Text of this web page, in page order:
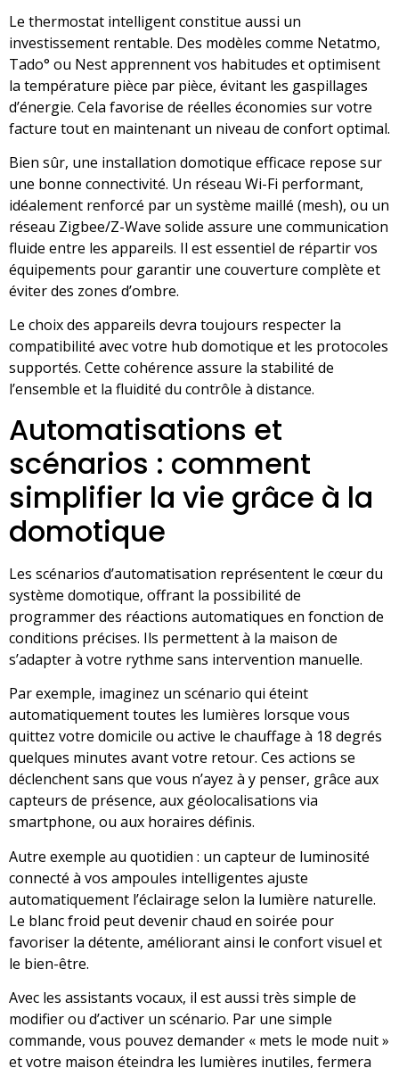
Le thermostat intelligent constitue aussi un
investissement rentable. Des modèles comme Netatmo,
Tado° ou Nest apprennent vos habitudes et optimisent
la température pièce par pièce, évitant les gaspillages
d’énergie. Cela favorise de réelles économies sur votre
facture tout en maintenant un niveau de confort optimal.
Bien sûr, une installation domotique efficace repose sur
une bonne connectivité. Un réseau Wi-Fi performant,
idéalement renforcé par un système maillé (mesh), ou un
réseau Zigbee/Z-Wave solide assure une communication
fluide entre les appareils. Il est essentiel de répartir vos
équipements pour garantir une couverture complète et
éviter des zones d’ombre.
Le choix des appareils devra toujours respecter la
compatibilité avec votre hub domotique et les protocoles
supportés. Cette cohérence assure la stabilité de
l’ensemble et la fluidité du contrôle à distance.
Automatisations et
scénarios : comment
simplifier la vie grâce à la
domotique
Les scénarios d’automatisation représentent le cœur du
système domotique, offrant la possibilité de
programmer des réactions automatiques en fonction de
conditions précises. Ils permettent à la maison de
s’adapter à votre rythme sans intervention manuelle.
Par exemple, imaginez un scénario qui éteint
automatiquement toutes les lumières lorsque vous
quittez votre domicile ou active le chauffage à 18 degrés
quelques minutes avant votre retour. Ces actions se
déclenchent sans que vous n’ayez à y penser, grâce aux
capteurs de présence, aux géolocalisations via
smartphone, ou aux horaires définis.
Autre exemple au quotidien : un capteur de luminosité
connecté à vos ampoules intelligentes ajuste
automatiquement l’éclairage selon la lumière naturelle.
Le blanc froid peut devenir chaud en soirée pour
favoriser la détente, améliorant ainsi le confort visuel et
le bien-être.
Avec les assistants vocaux, il est aussi très simple de
modifier ou d’activer un scénario. Par une simple
commande, vous pouvez demander « mets le mode nuit »
et votre maison éteindra les lumières inutiles, fermera